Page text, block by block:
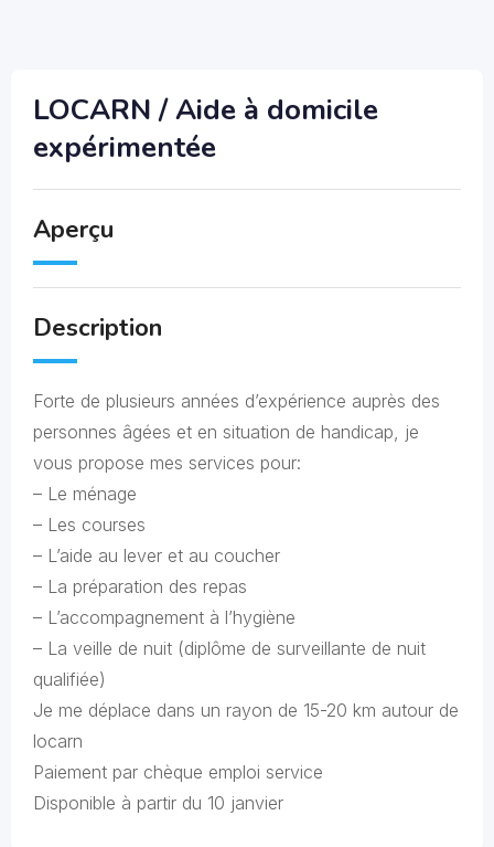
LOCARN / Aide à domicile
expérimentée
Aperçu
Description
Forte de plusieurs années d’expérience auprès des
personnes âgées et en situation de handicap, je
vous propose mes services pour:
– Le ménage
– Les courses
– L’aide au lever et au coucher
– La préparation des repas
– L’accompagnement à l’hygiène
– La veille de nuit (diplôme de surveillante de nuit
qualifiée)
Je me déplace dans un rayon de 15-20 km autour de
locarn
Paiement par chèque emploi service
Disponible à partir du 10 janvier